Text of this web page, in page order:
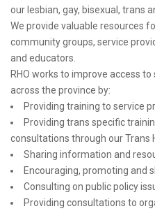
our lesbian, gay, bisexual, trans
We provide valuable resources
community groups, service
and educators.
RHO works to improve access
across the province by:
Providing training to service
Providing trans specific
consultations through our Trans
Sharing information and
Encouraging, promoting and
Consulting on public policy
Providing consultations to